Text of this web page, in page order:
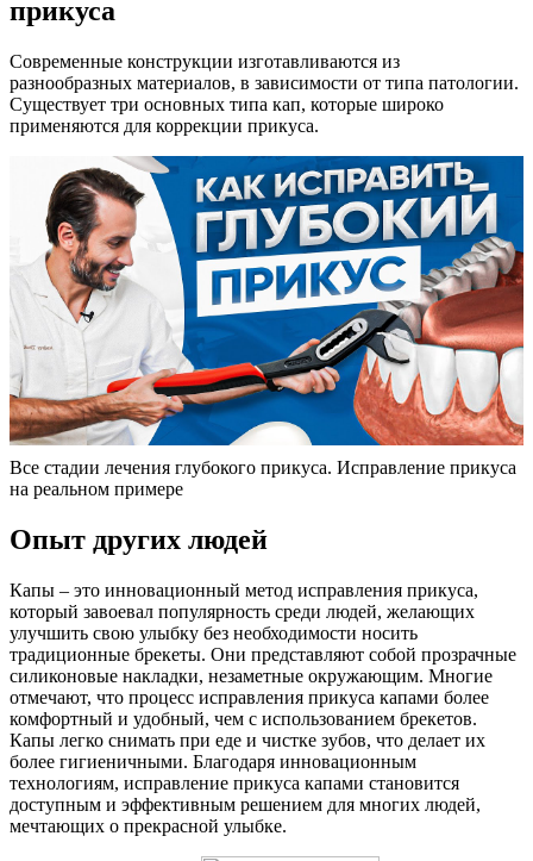
прикуса
Современные конструкции изготавливаются из
разнообразных материалов, в зависимости от типа патологии.
Существует три основных типа кап, которые широко
применяются для коррекции прикуса.
Все стадии лечения глубокого прикуса. Исправление прикуса
на реальном примере
Опыт других людей
Капы – это инновационный метод исправления прикуса,
который завоевал популярность среди людей, желающих
улучшить свою улыбку без необходимости носить
традиционные брекеты. Они представляют собой прозрачные
силиконовые накладки, незаметные окружающим. Многие
отмечают, что процесс исправления прикуса капами более
комфортный и удобный, чем с использованием брекетов.
Капы легко снимать при еде и чистке зубов, что делает их
более гигиеничными. Благодаря инновационным
технологиям, исправление прикуса капами становится
доступным и эффективным решением для многих людей,
мечтающих о прекрасной улыбке.